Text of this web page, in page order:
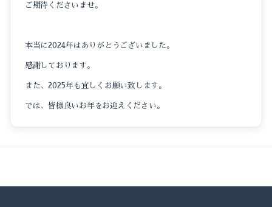
ご期待くださいませ。
本当に2024年はありがとうございました。
感謝しております。
また、2025年も宜しくお願い致します。
では、皆様良いお年をお迎えください。